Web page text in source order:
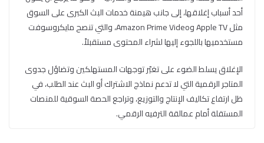
أحد أسباب إغلاقها، إلى جانب هيمنة خدمات البث الكبرى على السوق
مثل Apple TV وAmazon Prime Video، والتي تنصح مايكروسوفت
مستخدميها باللجوء إليها لشراء المحتوى مستقبلاً.
الإغلاق يسلط الضوء على تغيّر توجهات المستهلكين وتضاؤل جدوى
المتاجر الرقمية التي لا تدعم نماذج الاشتراك أو البث عند الطلب، في
ظل ارتفاع تكاليف الإنتاج والتوزيع، وتراجع الحصة السوقية للمنصات
المستقلة أمام عمالقة الترفيه الرقمي.